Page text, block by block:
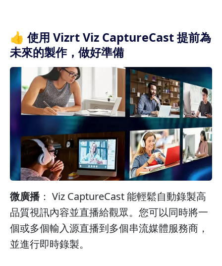
👍 使用 Vizrt Viz CaptureCast 提前為
未來的製作，做好準備
微廣播： Viz CaptureCast 能輕鬆自動錄製高
品質視訊內容並直播給觀眾。您可以同時將一
個或多個輸入源直播到多個串流媒體服務商，
並進行即時錄製。